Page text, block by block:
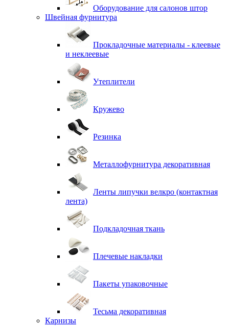
Оборудование для салонов штор
Швейная фурнитура
Прокладочные материалы - клеевые
и неклеевые
Утеплители
Кружево
Резинка
Металлофурнитура декоративная
Ленты липучки велкро (контактная
лента)
Подкладочная ткань
Плечевые накладки
Пакеты упаковочные
Тесьма декоративная
Карнизы